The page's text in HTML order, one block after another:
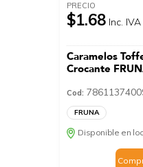
PRECIO
$1.68 Inc. IVA
Caramelos
Crocante
Cod:
FRUNA
Disponible en